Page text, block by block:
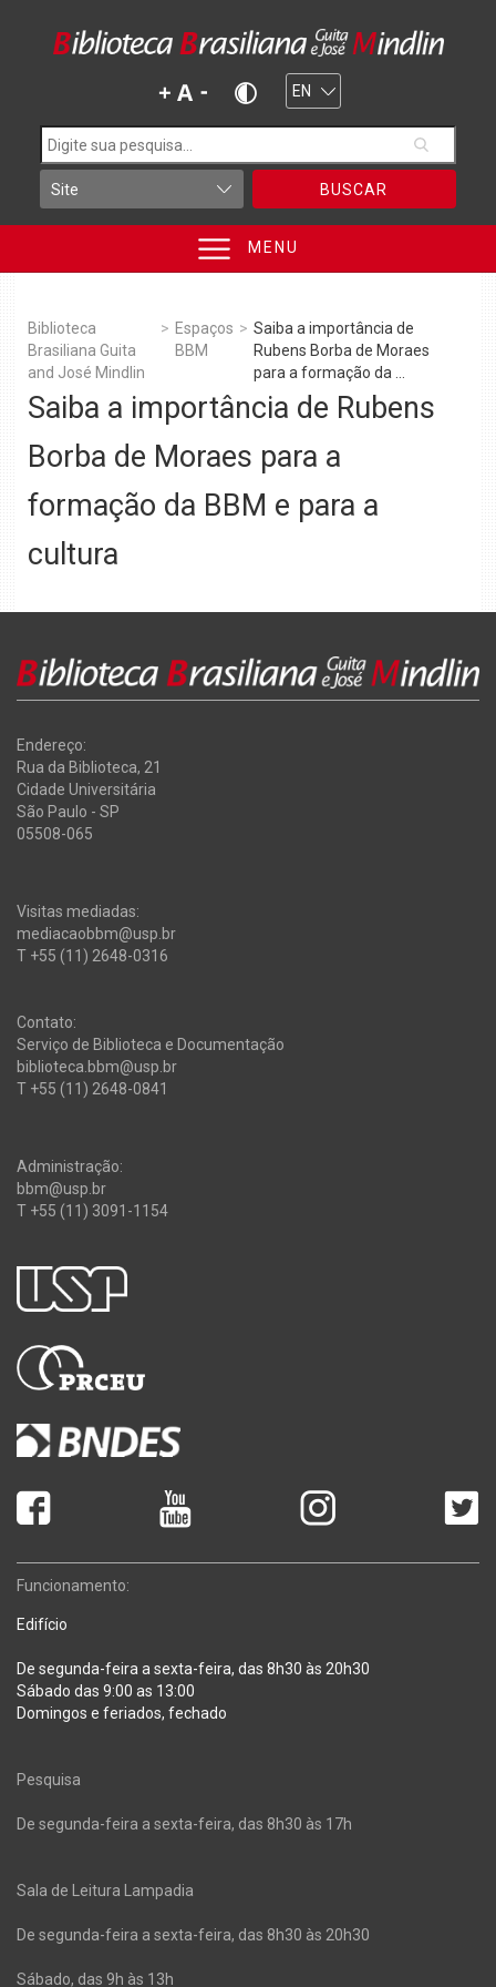
BUSCAR
MENU
Biblioteca
Brasiliana Guita
and José Mindlin
> Espaços
BBM
> Saiba a importância de
Rubens Borba de Moraes
para a formação da ...
Saiba a importância de Rubens
Borba de Moraes para a
formação da BBM e para a
cultura
Endereço:
Rua da Biblioteca, 21
Cidade Universitária
São Paulo - SP
05508-065
Visitas mediadas:
mediacaobbm@usp.br
T +55 (11) 2648-0316
Contato:
Serviço de Biblioteca e Documentação
biblioteca.bbm@usp.br
T +55 (11) 2648-0841
Administração:
bbm@usp.br
T +55 (11) 3091-1154
Funcionamento:
Edifício
De segunda-feira a sexta-feira, das 8h30 às 20h30
Sábado das 9:00 as 13:00
Domingos e feriados, fechado
Pesquisa
De segunda-feira a sexta-feira, das 8h30 às 17h
Sala de Leitura Lampadia
De segunda-feira a sexta-feira, das 8h30 às 20h30
Sábado, das 9h às 13h